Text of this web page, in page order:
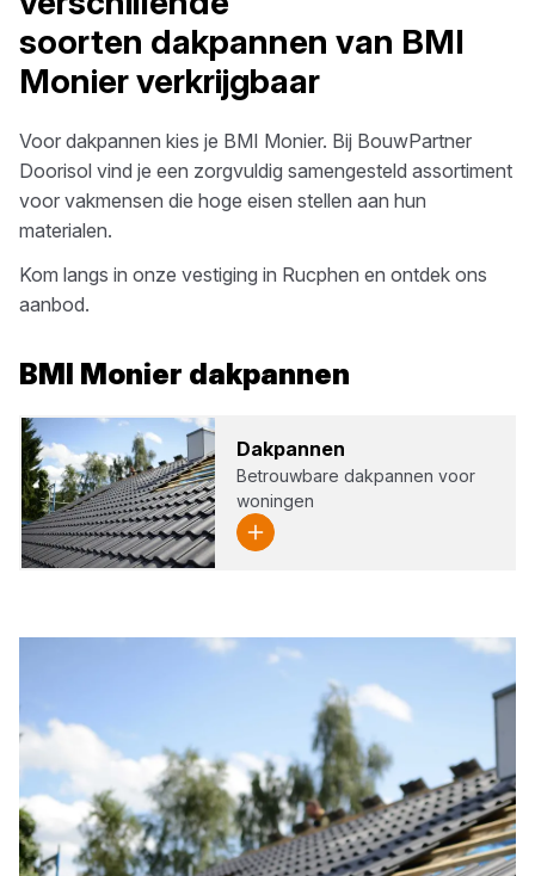
soorten dakpannen van BMI
Monierverkrijgbaar
Voor dakpannen kies je BMI Monier. Bij BouwPartner
Doorisol vind je een zorgvuldig samengesteld assortiment
voor vakmensen die hoge eisen stellen aan hun
materialen.
Kom langs in onze vestiging in Rucphen en ontdek ons
aanbod.
BMI Monier dakpannen
Dak­pan­nen
Betrouwbare dakpannen voor
woningen